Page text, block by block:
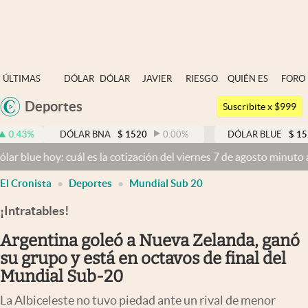
ÚLTIMAS
NOTICIAS
DÓLAR
DÓLAR
JAVIER
RIESGO
QUIÉN ES
QUIÉN
FORO
Argentina
México
Deportes
Dólar
Members
Economía y Política
Finanzas y Mercados
Mercados Online
Negocios
Columnistas
Otras secciones
Suscribite x $999
DÓLAR BNA $ 1520 0.00% DÓLAR BLUE $ 1525 -0.33
cuál es la cotización del viernes 7 de agosto minuto a minuto
El Cronista Deportes Mundial Sub 20
¡Intratables!
Argentina goleó a Nueva Zelanda, ganó
su grupo y está en octavos de final del
Mundial Sub-20
La Albiceleste no tuvo piedad ante un rival de menor